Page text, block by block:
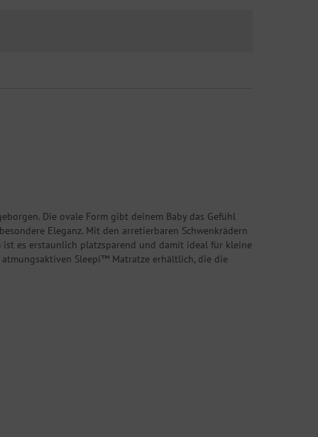
Die ovale Form gibt deinem Baby das Gefühl
Eleganz. Mit den arretierbaren Schwenkrädern
es erstaunlich platzsparend und damit ideal für kleine
Sleepi™ Matratze erhältlich, die die